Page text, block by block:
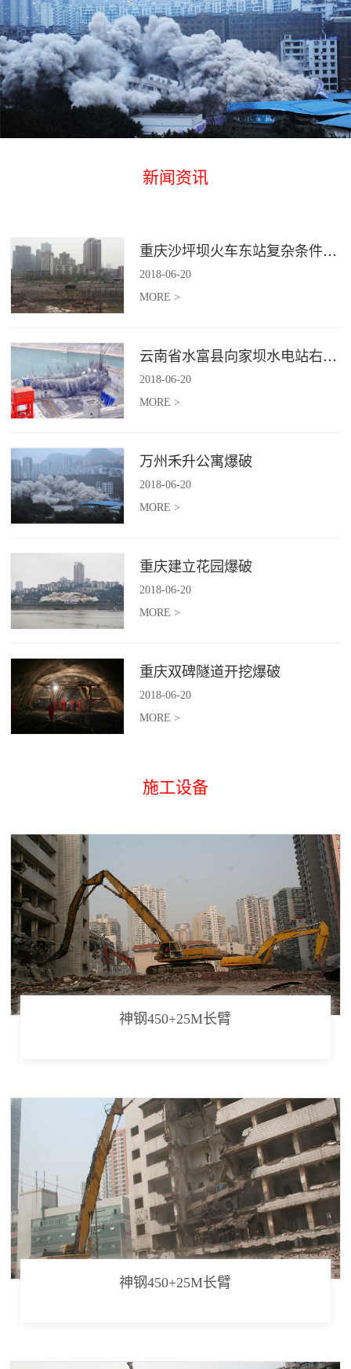
新闻资讯
重庆沙坪坝火车东站复杂条件下深基坑土石方爆破
2018-06-20
MORE >
云南省水富县向家坝水电站右岸坝后电站下游横向围堰爆破拆除施工
2018-06-20
MORE >
万州禾升公寓爆破
2018-06-20
MORE >
重庆建立花园爆破
2018-06-20
MORE >
重庆双碑隧道开挖爆破
2018-06-20
MORE >
施工设备
神钢450+25M长臂
神钢450+25M长臂